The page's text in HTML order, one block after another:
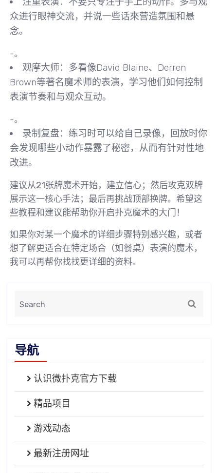
众进行眼神交流，并说一些话來营造氛围和悬
念。
-。
观摩大师：多看像David Blaine、Derren
Brown等著名魔术师的表演，学习他们如何控制
表演节奏和与观众互动。
-。
录制复盘：练习时可以给自己录像，回放时你
会发现哪些小动作暴露了秘密，从而有针对性地
改进。
建议从21张牌魔术开始，建立信心；然后攻克双牌
展示这一核心手法；最后再挑战顶部换牌。希望这
些教程和建议能帮助你开启扑克魔术的大门！
如果你对某一个魔术的详细步骤特别感兴趣，或者
想了解更适合在特定场合（如餐桌）表演的魔术，
我可以再帮你找找更详细的资料。
导航
认识微扑克官方下载
精品项目
游戏动态
最新注册网址